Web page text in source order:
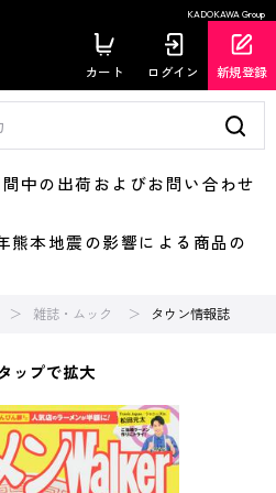
KADOKAWA Group
カート ログイン 新規登録
の出荷およびお問い合わせ
本地震の影響による商品の
雑誌・ムック タウン情報誌
ップで拡大